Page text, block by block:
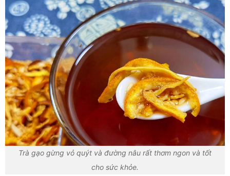
Trà gạo gừng vỏ quýt và đường nâu rất thơm ngon và tốt
cho sức khỏe.